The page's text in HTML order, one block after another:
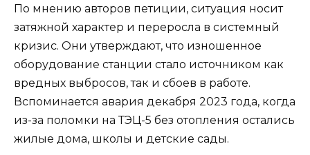
По мнению авторов петиции, ситуация носит
затяжной характер и переросла в системный
кризис. Они утверждают, что изношенное
оборудование станции стало источником как
вредных выбросов, так и сбоев в работе.
Вспоминается авария декабря 2023 года, когда
из-за поломки на ТЭЦ-5 без отопления остались
жилые дома, школы и детские сады.